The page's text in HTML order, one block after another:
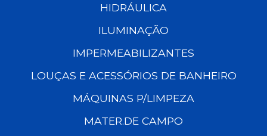
HIDRÁULICA
ILUMINAÇÃO
IMPERMEABILIZANTES
LOUÇAS E ACESSÓRIOS DE BANHEIRO
MÁQUINAS P/LIMPEZA
MATER.DE CAMPO